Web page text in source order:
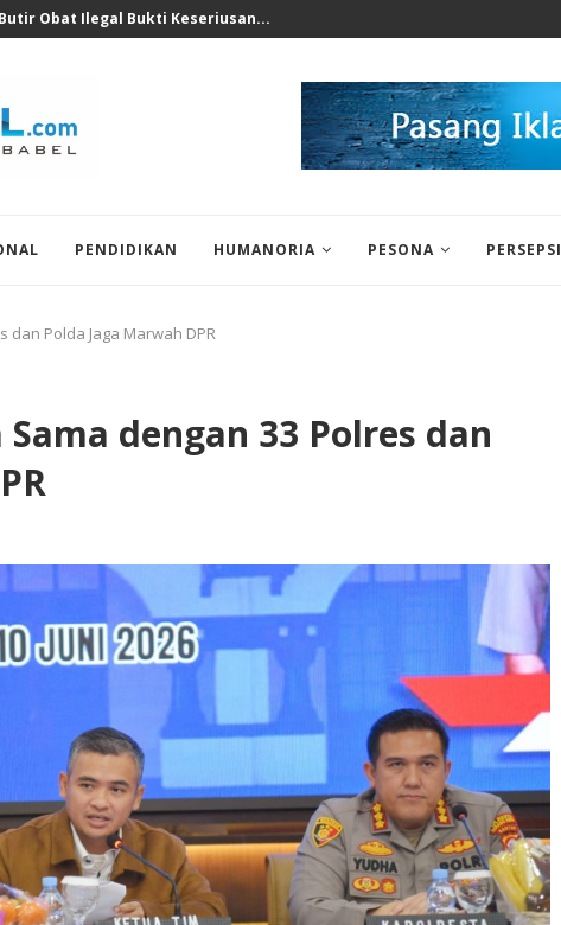
Ekonomi 2026 Bukan Untuk...
PENDIDIKAN HUMANORIA PESONA PERSEPSI
dan Polda Jaga Marwah DPR
dengan 33 Polres dan